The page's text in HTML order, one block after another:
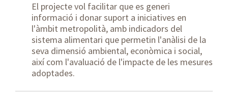
El projecte vol facilitar que es generi
informació i donar suport a iniciatives en
l'àmbit metropolità, amb indicadors del
sistema alimentari que permetin l'anàlisi de la
seva dimensió ambiental, econòmica i social,
així com l'avaluació de l'impacte de les mesures
adoptades.